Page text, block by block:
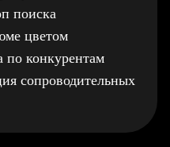
поиска
цветом
по конкурентам
сопроводительных